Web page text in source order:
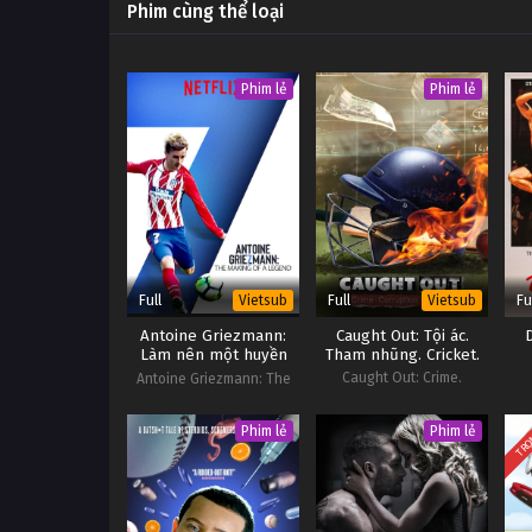
Phim cùng thể loại
Phim lẻ
Full Vietsub
Antoine Griezmann:
Làm nên một huyền
thoại
Antoine Griezmann: The
Phim lẻ
Full Vietsub
Caught Out: Tội ác.
Tham nhũng. Cricket.
Caught Out: Crime.
Phim lẻ
Phim lẻ